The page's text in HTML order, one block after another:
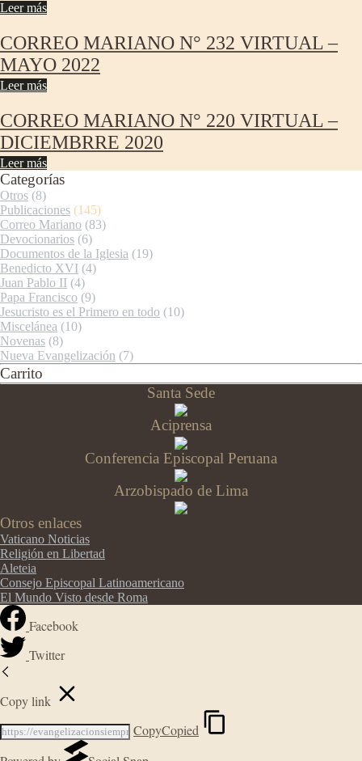
Leer más
CORREO MARIANO N° 232 VIRTUAL –
MAYO 2022
Leer más
CORREO MARIANO N° 220 VIRTUAL –
DICIEMBRRE 2020
Leer más
Categorías
Otros (8)
Publicaciones (145)
Correo Mariano (83)
Devocionarios (6)
Documentos de la Iglesia (19)
Benedicto XVI (4)
Juan Pablo II (4)
Papa Francisco (9)
Jesucristo es el Primero en todo (10)
Miscelánea (10)
Novenas (8)
Nueva Evangelización (7)
Carrito
Santa Sede
Aciprensa
Conferencia Episcopal Peruana
Arzobispado de Lima
Otros enlaces
Vaticano Noticias
Religión en Libertad
Aleteia
Consejo Episcopal Latinoamericano
El Mundo Visto desde Roma
Facebook
Twitter
Copy link
CopyCopied